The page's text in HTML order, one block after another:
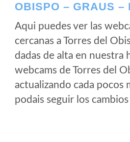
OBISPO – GRAUS –
Aqui puedes ver las
cercanas a Torres del
dadas de alta en nuestra
webcams de Torres del
actualizando cada pocos
podais seguir los